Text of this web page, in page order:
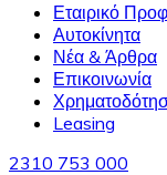
Εταιρικό
Αυτοκίνητα
Νέα & Άρθρα
Επικοινωνία
Leasing
2310 753 000